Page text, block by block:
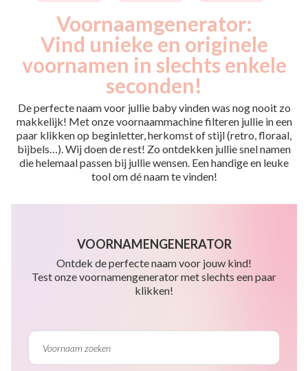
Voornaamgenerator:
Vind unieke en originele
voornamen in slechts enkele
seconden!
De perfecte naam voor jullie baby vinden was nog nooit zo
makkelijk! Met onze voornaammachine filteren jullie in een
paar klikken op beginletter, herkomst of stijl (retro, floraal,
bijbels…). Wij doen de rest! Zo ontdekken jullie snel namen
die helemaal passen bij jullie wensen. Een handige en leuke
tool om dé naam te vinden!
VOORNAMENGENERATOR
Ontdek de perfecte naam voor jouw kind!
Test onze voornamengenerator met slechts een paar
klikken!